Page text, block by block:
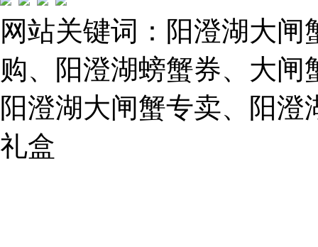
Tel:
021-
62243579
E-
mail:
859749344@qq.com
1019225591
网站关键词：阳澄湖大
购、阳澄湖螃蟹券、大
阳澄湖大闸蟹专卖、阳
礼盒